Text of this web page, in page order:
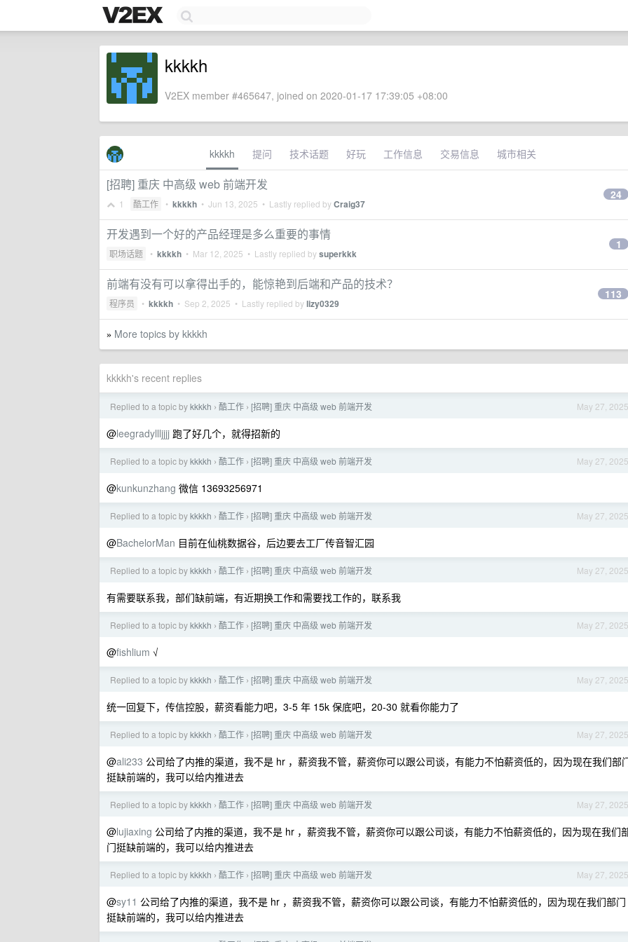
kkkkh
V2EX member #465647, joined on 2020-01-17 17:39:05 +08:00
kkkkh 提问 技术话题 好玩 工作信息 交易信息 城市相关
[招聘] 重庆 中高级 web 前端开发
1 酷工作 • kkkkh • Jun 13, 2025 • Lastly replied byCraig37
24
开发遇到一个好的产品经理是多么重要的事情
职场话题 • kkkkh • Mar 12, 2025 • Lastly replied bysuperkkk
1
前端有没有可以拿得出手的，能惊艳到后端和产品的技术？
程序员 • kkkkh • Sep 2, 2025 • Lastly replied bylizy0329
113
» More topics by kkkkh
kkkkh's recent replies
May 27, 2025
Replied to a topic bykkkkh › 酷工作 › [招聘] 重庆 中高级 web 前端开发
@leegradyllljjjj 跑了好几个，就得招新的
May 27, 2025
Replied to a topic bykkkkh › 酷工作 › [招聘] 重庆 中高级 web 前端开发
@kunkunzhang 微信 13693256971
May 27, 2025
Replied to a topic bykkkkh › 酷工作 › [招聘] 重庆 中高级 web 前端开发
@BachelorMan 目前在仙桃数据谷，后边要去工厂传音智汇园
May 27, 2025
Replied to a topic bykkkkh › 酷工作 › [招聘] 重庆 中高级 web 前端开发
有需要联系我，部们缺前端，有近期换工作和需要找工作的，联系我
May 27, 2025
Replied to a topic bykkkkh › 酷工作 › [招聘] 重庆 中高级 web 前端开发
@fishlium √
May 27, 2025
Replied to a topic bykkkkh › 酷工作 › [招聘] 重庆 中高级 web 前端开发
统一回复下，传信控股，薪资看能力吧，3-5 年 15k 保底吧，20-30 就看你能力了
May 27, 2025
Replied to a topic bykkkkh › 酷工作 › [招聘] 重庆 中高级 web 前端开发
@ali233 公司给了内推的渠道，我不是 hr ，薪资我不管，薪资你可以跟公司谈，有能力不怕薪资低的，因为现在我们部
挺缺前端的，我可以给内推进去
May 27, 2025
Replied to a topic bykkkkh › 酷工作 › [招聘] 重庆 中高级 web 前端开发
@lujiaxing 公司给了内推的渠道，我不是 hr ，薪资我不管，薪资你可以跟公司谈，有能力不怕薪资低的，因为现在我们
门挺缺前端的，我可以给内推进去
May 27, 2025
Replied to a topic bykkkkh › 酷工作 › [招聘] 重庆 中高级 web 前端开发
@sy11 公司给了内推的渠道，我不是 hr ，薪资我不管，薪资你可以跟公司谈，有能力不怕薪资低的，因为现在我们部门
挺缺前端的，我可以给内推进去